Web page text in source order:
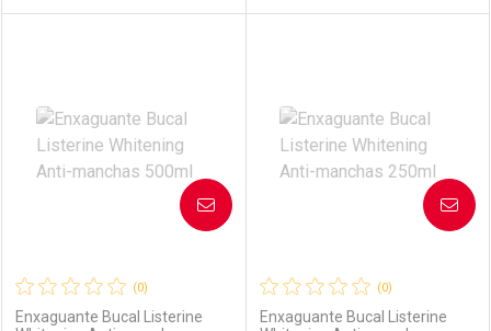
Laboratório
Por Menos Laboratório
Por Menos
(0)
Enxaguante Bucal Listerine
AVISE-ME
(0)
Enxaguante Bucal Listerine
AVISE-ME